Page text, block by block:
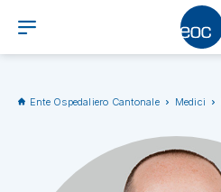
Ente Ospedaliero Cantonale Medici